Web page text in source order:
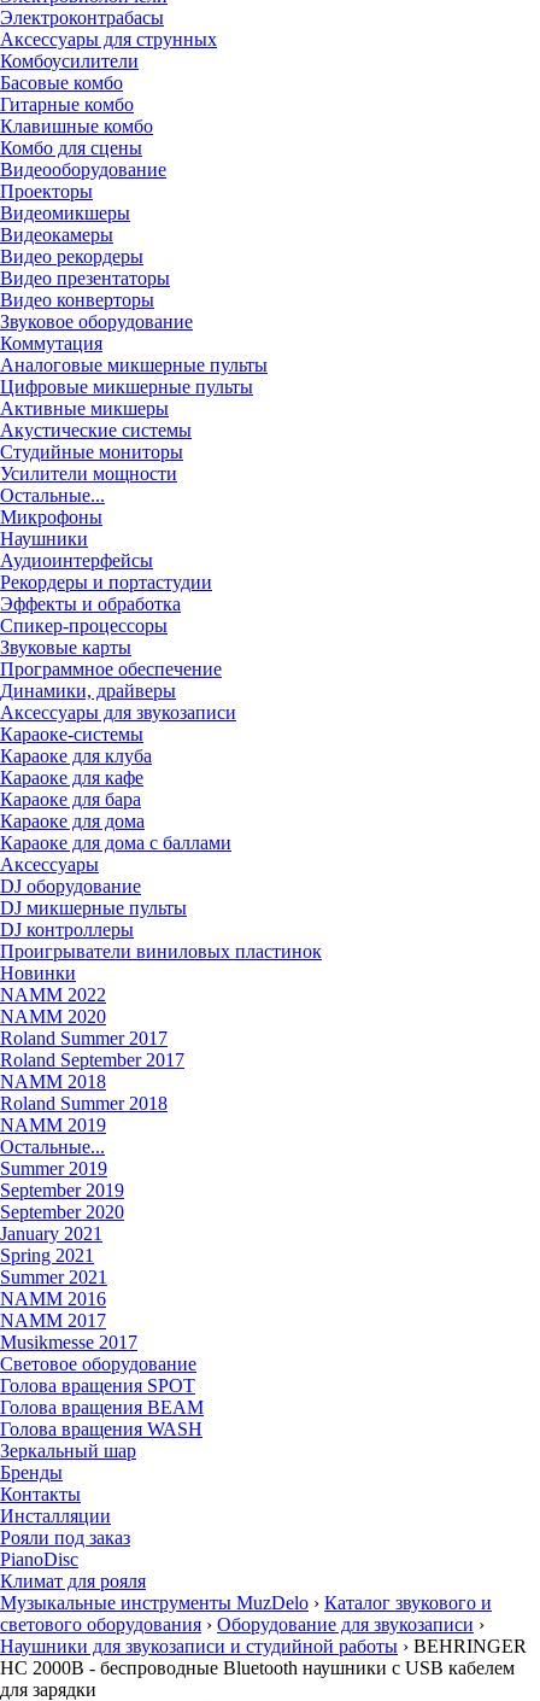
Электроконтрабасы
Аксессуары для струнных
Комбоусилители
Басовые комбо
Гитарные комбо
Клавишные комбо
Комбо для сцены
Видеооборудование
Проекторы
Видеомикшеры
Видеокамеры
Видео рекордеры
Видео презентаторы
Видео конверторы
Звуковое оборудование
Коммутация
Аналоговые микшерные пульты
Цифровые микшерные пульты
Активные микшеры
Акустические системы
Студийные мониторы
Усилители мощности
Остальные...
Микрофоны
Наушники
Аудиоинтерфейсы
Рекордеры и портастудии
Эффекты и обработка
Спикер-процессоры
Звуковые карты
Программное обеспечение
Динамики, драйверы
Аксессуары для звукозаписи
Караоке-системы
Караоке для клуба
Караоке для кафе
Караоке для бара
Караоке для дома
Караоке для дома с баллами
Аксессуары
DJ оборудование
DJ микшерные пульты
DJ контроллеры
Проигрыватели виниловых пластинок
Новинки
NAMM 2022
NAMM 2020
Roland Summer 2017
Roland September 2017
NAMM 2018
Roland Summer 2018
NAMM 2019
Остальные...
Summer 2019
September 2019
September 2020
January 2021
Spring 2021
Summer 2021
NAMM 2016
NAMM 2017
Musikmesse 2017
Световое оборудование
Голова вращения SPOT
Голова вращения BEAM
Голова вращения WASH
Зеркальный шар
Бренды
Контакты
Инсталляции
Рояли под заказ
PianoDisc
Климат для рояля
Музыкальные инструменты MuzDelo › Каталог звукового и
светового оборудования › Оборудование для звукозаписи ›
Наушники для звукозаписи и студийной работы › BEHRINGER
HC 2000B - беспроводные Bluetooth наушники с USB кабелем
для зарядки